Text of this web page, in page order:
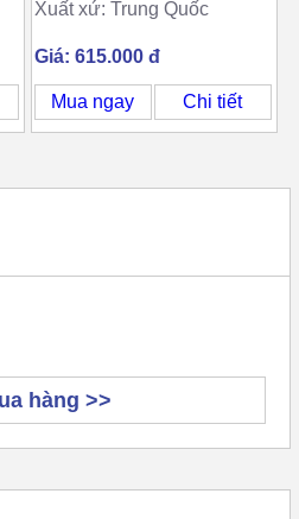
Xuất xứ: Trung Quốc
Giá: 615.000 đ
Mua ngay Chi tiết
hàng >>